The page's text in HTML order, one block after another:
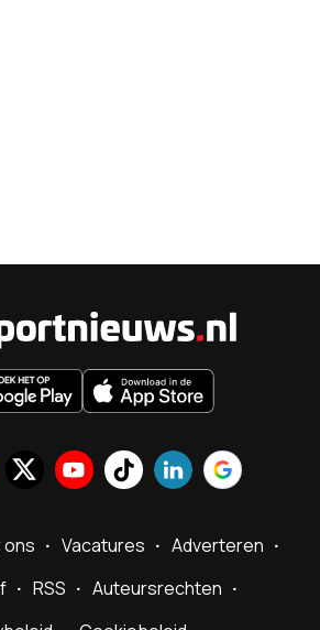
ons Vacatures
Adverteren
RSS
Auteursrechten